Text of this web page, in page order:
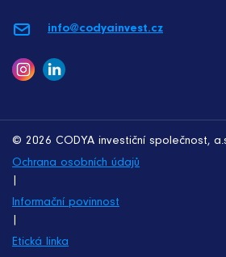
info@codyainvest.cz
© 2026 CODYA investiční společnost,
Ochrana osobních údajů
Informační povinnost
Etická linka